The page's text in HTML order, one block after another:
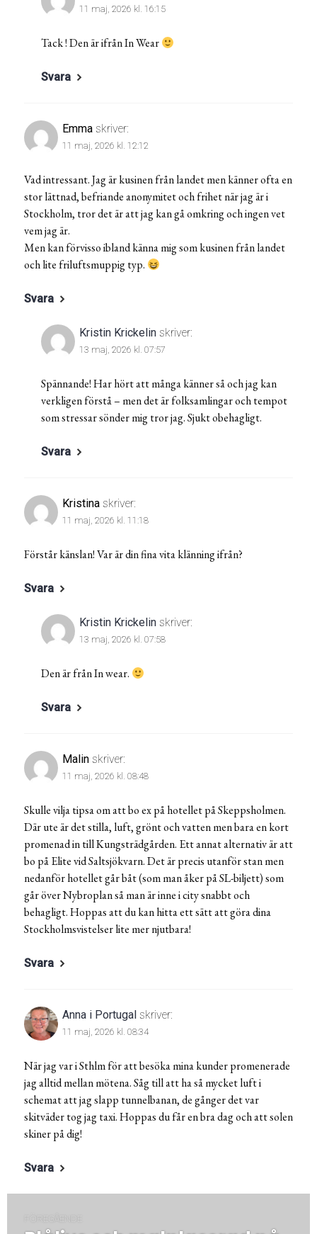
11 maj, 2026 kl. 16:15
Tack ! Den är ifrån In Wear
Svara
Emma skriver:
11 maj, 2026 kl. 12:12
Vad intressant. Jag är kusinen från landet men känner ofta en
stor lättnad, befriande anonymitet och frihet när jag är i
Stockholm, tror det är att jag kan gå omkring och ingen vet
vem jag är.
Men kan förvisso ibland känna mig som kusinen från landet
och lite friluftsmuppig typ.
Svara
Kristin Krickelin skriver:
13 maj, 2026 kl. 07:57
Spännande! Har hört att många känner så och jag kan
verkligen förstå – men det är folksamlingar och tempot
som stressar sönder mig tror jag. Sjukt obehagligt.
Svara
Kristina skriver:
11 maj, 2026 kl. 11:18
Förstår känslan! Var är din fina vita klänning ifrån?
Svara
Kristin Krickelin skriver:
13 maj, 2026 kl. 07:58
Den är från In wear.
Svara
Malin skriver:
11 maj, 2026 kl. 08:48
Skulle vilja tipsa om att bo ex på hotellet på Skeppsholmen.
Där ute är det stilla, luft, grönt och vatten men bara en kort
promenad in till Kungsträdgården. Ett annat alternativ är att
bo på Elite vid Saltsjökvarn. Det är precis utanför stan men
nedanför hotellet går båt (som man åker på SL-biljett) som
går över Nybroplan så man är inne i city snabbt och
behagligt. Hoppas att du kan hitta ett sätt att göra dina
Stockholmsvistelser lite mer njutbara!
Svara
Anna i Portugal skriver:
11 maj, 2026 kl. 08:34
När jag var i Sthlm för att besöka mina kunder promenerade
jag alltid mellan mötena. Såg till att ha så mycket luft i
schemat att jag slapp tunnelbanan, de gånger det var
skitväder tog jag taxi. Hoppas du får en bra dag och att solen
skiner på dig!
Svara
FÖREGÅENDE